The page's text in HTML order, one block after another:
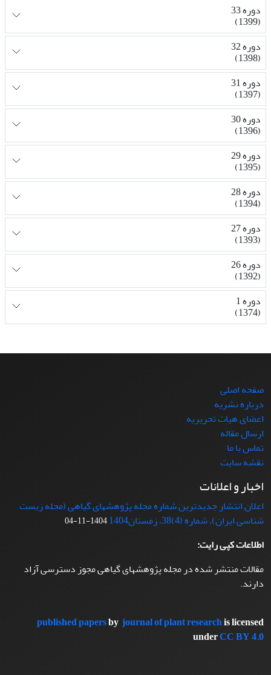
دوره 33
(1399)
دوره 32
(1398)
دوره 31
(1397)
دوره 30
(1396)
دوره 29
(1395)
دوره 28
(1394)
دوره 27
(1393)
دوره 26
(1392)
دوره 1
(1374)
صفحه اصلی
درباره نشریه
اعضای هیات تحریریه
ارسال مقاله
تماس با ما
نقشه سایت
اخبار و اعلانات
اعلان انتشار جدیدترین شماره مجله پژوهشهای گیاهی (مجله زیست
شناسی ایران)، شماره (4)38، زمستان1404
1404-11-04
اطلاعات کپی رایت:
مقالات منتشر شده در مجله پژوهشهای گیاهی مجوز دسترسی آزاد
دارند.
published papersbyjournal of plant researchis licensed
underCC BY 4.0